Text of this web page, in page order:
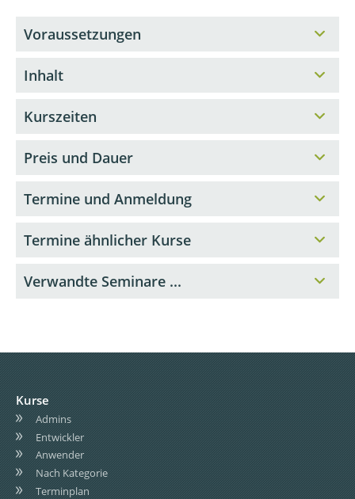
Voraussetzungen
Inhalt
Kurszeiten
Preis und Dauer
Termine und Anmeldung
Termine ähnlicher Kurse
Verwandte Seminare ...
Kurse
Admins
Entwickler
Anwender
Nach Kategorie
Terminplan